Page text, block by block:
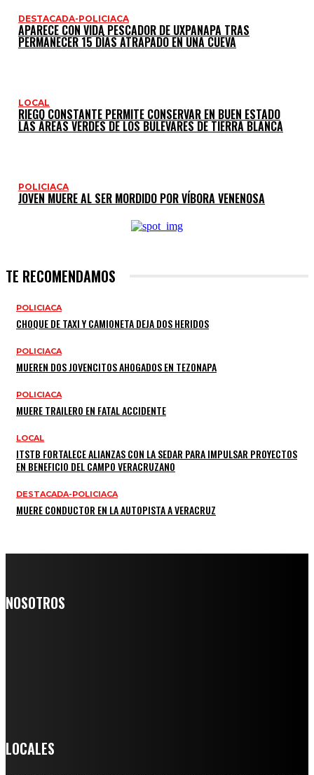
DESTACADA-POLICIACA
APARECE CON VIDA PESCADOR DE UXPANAPA TRAS
PERMANECER 15 DÍAS ATRAPADO EN UNA CUEVA
LOCAL
RIEGO CONSTANTE PERMITE CONSERVAR EN BUEN ESTADO
LAS ÁREAS VERDES DE LOS BULEVARES DE TIERRA BLANCA
POLICIACA
JOVEN MUERE AL SER MORDIDO POR VÍBORA VENENOSA
TE RECOMENDAMOS
POLICIACA
CHOQUE DE TAXI Y CAMIONETA DEJA DOS HERIDOS
POLICIACA
MUEREN DOS JOVENCITOS AHOGADOS EN TEZONAPA
POLICIACA
MUERE TRAILERO EN FATAL ACCIDENTE
LOCAL
ITSTB FORTALECE ALIANZAS CON LA SEDAR PARA IMPULSAR PROYECTOS
EN BENEFICIO DEL CAMPO VERACRUZANO
DESTACADA-POLICIACA
MUERE CONDUCTOR EN LA AUTOPISTA A VERACRUZ
NOSOTROS
LOCALES